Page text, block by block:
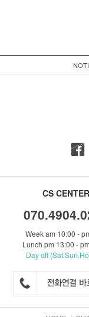
CS CENTER
Week am 10:00 -
Lunch pm 13:00 -
Day off